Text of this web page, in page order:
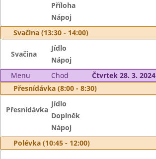
Příloha
Nápoj
Svačina (13:30 - 14:00)
Svačina
Jídlo
Nápoj
Menu
Chod
Čtvrtek 28. 3. 2024
Přesnídávka (8:00 - 8:30)
Přesnídávka
Jídlo
Doplněk
Nápoj
Polévka (10:45 - 12:00)